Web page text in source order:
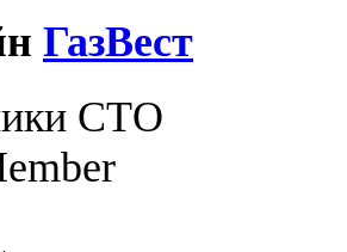
ГазВест
СТО